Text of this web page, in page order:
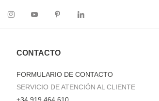
CONTACTO
FORMULARIO DE CONTACTO
SERVICIO DE ATENCIÓN AL CLIENTE